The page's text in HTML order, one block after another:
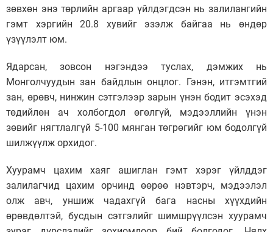
зөвхөн энэ төрлийн аргаар үйлдэгдсэн нь залилангийн
гэмт хэргийн 20.8 хувийг эзэлж байгаа нь өндөр
үзүүлэлт юм.
Ядарсан, зовсон нэгэндээ туслах, дэмжих нь
Монголчуудын зан байдлын онцлог. Гэнэн, итгэмтгий
зан, өрөвч, нинжин сэтгэлээр зарын үнэн бодит эсэхэд
төдийлөн ач холбогдол өгөлгүй, мэдээллийн үнэн
зөвийг нягтлалгүй 5-100 мянган төгрөгийг юм бодолгүй
шилжүүлж орхидог.
Хуурамч цахим хаяг ашиглан гэмт хэрэг үйлддэг
залилагчид цахим орчинд өөрөө нэвтэрч, мэдээлэл
олж авч, уншиж чадахгүй бага насны хүүхдийн
өрөвдөлтэй, бусдын сэтгэлийг шимшрүүлсэн хуурамч